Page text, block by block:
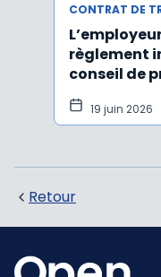
CONTRAT DE
règlement
conseil de
19 juin 2026
Retour